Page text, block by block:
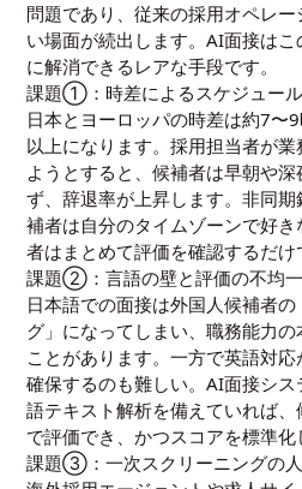
問題であり、従来の採用オペレ
い場面が続出します。AI面接は
に解消できるレアな手段です。
課題①：時差によるスケジュー
日本とヨーロッパの時差は約7〜
以上になります。採用担当者が
ようとすると、候補者は早朝や
ず、辞退率が上昇します。非同
補者は自分のタイムゾーンで好
者はまとめて評価を確認するだけ
課題②：言語の壁と評価の不均
日本語での面接は外国人候補者
グ」になってしまい、職務能力
ことがあります。一方で英語対
確保するのも難しい。AI面接シ
語テキスト解析を備えていれば
で評価でき、かつスコアを標準化
課題③：一次スクリーニングの